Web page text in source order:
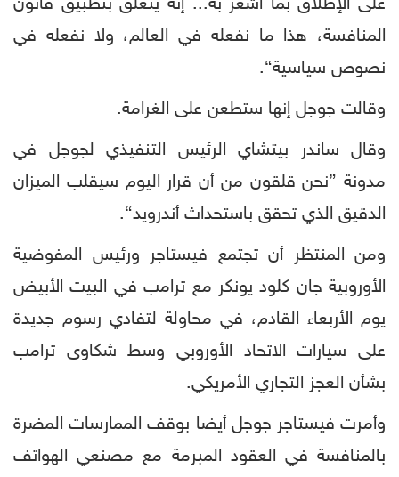
على الإطلاق بما أشعر به... إنه يتعلق بتطبيق قانون
المنافسة، هذا ما نفعله في العالم، ولا نفعله في
نصوص سياسية“.
وقالت جوجل إنها ستطعن على الغرامة.
وقال ساندر بيتشاي الرئيس التنفيذي لجوجل في
مدونة ”نحن قلقون من أن قرار اليوم سيقلب الميزان
الدقيق الذي تحقق باستحداث أندرويد“.
ومن المنتظر أن تجتمع فيستاجر ورئيس المفوضية
الأوروبية جان كلود يونكر مع ترامب في البيت الأبيض
يوم الأربعاء القادم، في محاولة لتفادي رسوم جديدة
على سيارات الاتحاد الأوروبي وسط شكاوى ترامب
بشأن العجز التجاري الأمريكي.
وأمرت فيستاجر جوجل أيضا بوقف الممارسات المضرة
بالمنافسة في العقود المبرمة مع مصنعي الهواتف